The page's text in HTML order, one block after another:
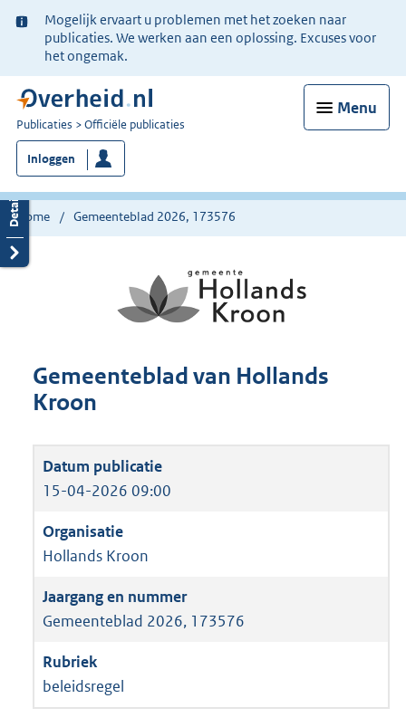
Ter
informatie:
Mogelijk ervaart u problemen met het zoeken naar
publicaties. We werken aan een oplossing. Excuses voor
het ongemak.
Menu
U
bent
nu
hier:
Publicaties Officiële publicaties
Inloggen
Home Gemeenteblad 2026, 173576
Gemeenteblad van Hollands
Kroon
15-04-2026 09:00
Hollands Kroon
Gemeenteblad 2026, 173576
beleidsregel